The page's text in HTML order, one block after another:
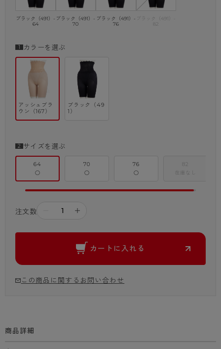
ブラック（491）-
64
ブラック（491）-
70
ブラック（491）-
76
ブラック（491）-
82
カラーを選ぶ
アッシュブラ
ウン（167）
ブラック（49
1）
サイズを選ぶ
64
○
70
○
76
○
82
在庫なし
注文数 ＋
カートに入れる
この商品に関するお問い合わせ
商品詳細